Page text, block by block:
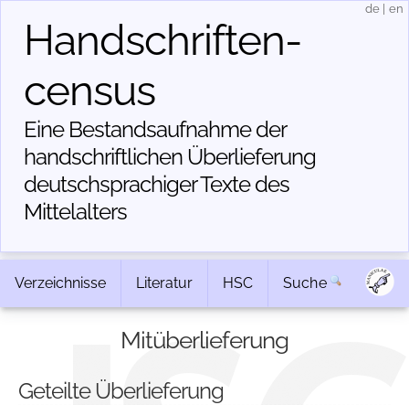
Handschriften­
census
Eine Bestandsaufnahme der
handschriftlichen Über­lieferung
deutschsprachiger Texte des
Mittelalters
de en
Verzeichnisse Literatur HSC Suche
Mitüberlieferung
Geteilte Überlieferung